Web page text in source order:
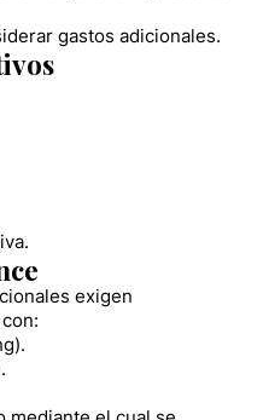
gastos adicionales.
exigen